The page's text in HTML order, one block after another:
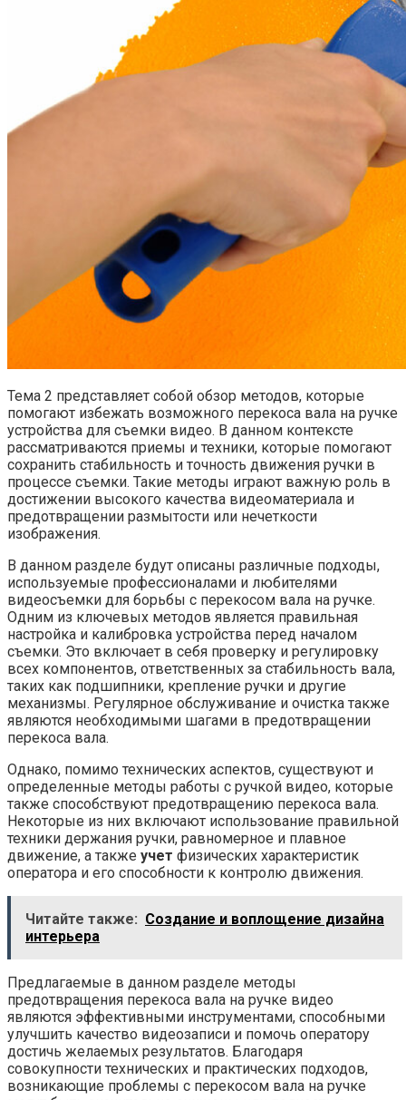
Тема 2 представляет собой обзор методов, которые
помогают избежать возможного перекоса вала на ручке
устройства для съемки видео. В данном контексте
рассматриваются приемы и техники, которые помогают
сохранить стабильность и точность движения ручки в
процессе съемки. Такие методы играют важную роль в
достижении высокого качества видеоматериала и
предотвращении размытости или нечеткости
изображения.
В данном разделе будут описаны различные подходы,
используемые профессионалами и любителями
видеосъемки для борьбы с перекосом вала на ручке.
Одним из ключевых методов является правильная
настройка и калибровка устройства перед началом
съемки. Это включает в себя проверку и регулировку
всех компонентов, ответственных за стабильность вала,
таких как подшипники, крепление ручки и другие
механизмы. Регулярное обслуживание и очистка также
являются необходимыми шагами в предотвращении
перекоса вала.
Однако, помимо технических аспектов, существуют и
определенные методы работы с ручкой видео, которые
также способствуют предотвращению перекоса вала.
Некоторые из них включают использование правильной
техники держания ручки, равномерное и плавное
движение, а также учет физических характеристик
оператора и его способности к контролю движения.
Читайте также: Создание и воплощение дизайна
интерьера
Предлагаемые в данном разделе методы
предотвращения перекоса вала на ручке видео
являются эффективными инструментами, способными
улучшить качество видеозаписи и помочь оператору
достичь желаемых результатов. Благодаря
совокупности технических и практических подходов,
возникающие проблемы с перекосом вала на ручке